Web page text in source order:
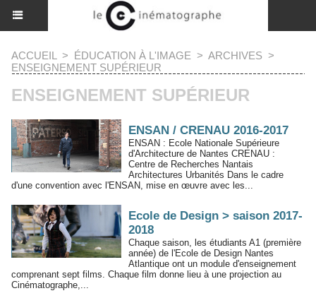
ACCUEIL > ÉDUCATION À L'IMAGE > ARCHIVES >
ENSEIGNEMENT SUPÉRIEUR
ENSEIGNEMENT SUPÉRIEUR
ENSAN / CRENAU 2016-2017
ENSAN : Ecole Nationale Supérieure
d'Architecture de Nantes CRENAU :
Centre de Recherches Nantais
Architectures Urbanités Dans le cadre
d'une convention avec l'ENSAN, mise en œuvre avec les...
Ecole de Design > saison 2017-
2018
Chaque saison, les étudiants A1 (première
année) de l'Ecole de Design Nantes
Atlantique ont un module d'enseignement
comprenant sept films. Chaque film donne lieu à une projection au
Cinématographe,...